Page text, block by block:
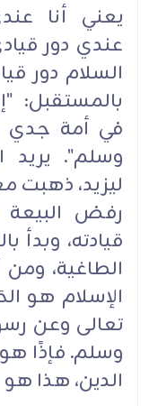
يعني أنا
عندي دور
السلام دور
بالمستقبل:
في أمة جدي
وسلم". ‏‏يريد
ليزيد، ذهبت
رفض البيعة
قيادته،
الطاغية،
الإسلام هو
تعالى وعن
وسلم. فإذًا
الدين، هذا